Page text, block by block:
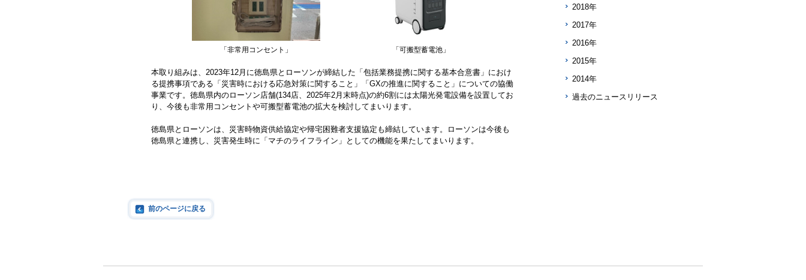
「非常用コンセント」 「可搬型蓄電池」
本取り組みは、2023年12月に徳島県とローソンが締結した「包括業務提携に関する基本合意書」におけ
る提携事項である「災害時における応急対策に関すること」「GXの推進に関すること」についての協働
事業です。徳島県内のローソン店舗(134店、2025年2月末時点)の約6割には太陽光発電設備を設置してお
り、今後も非常用コンセントや可搬型蓄電池の拡大を検討してまいります。
徳島県とローソンは、災害時物資供給協定や帰宅困難者支援協定も締結しています。ローソンは今後も
徳島県と連携し、災害発生時に「マチのライフライン」としての機能を果たしてまいります。
前のページに戻る
2018年
2017年
2016年
2015年
2014年
過去のニュースリリース